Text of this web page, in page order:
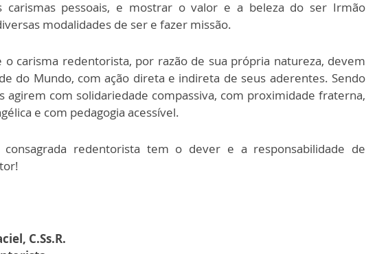
carismas pessoais, e mostrar o valor e a beleza do ser Irmão
modalidades de ser e fazer missão.
o carisma redentorista, por razão de sua própria natureza, devem
do Mundo, com ação direta e indireta de seus aderentes. Sendo
agirem com solidariedade compassiva, com proximidade fraterna,
e com pedagogia acessível.
redentorista tem o dever e a responsabilidade de
C.Ss.R.